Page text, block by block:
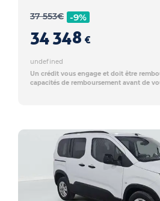
37 553€ -9%
34 348 €
undefined
Un crédit vous engage et doit être
capacités de remboursement avant de